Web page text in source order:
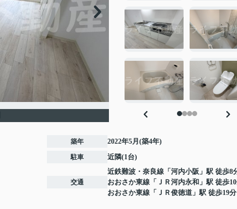
築年 2022年5月(築4年)
駐車 近隣(1台)
交通
近鉄難波・奈良線 「 河内小阪 」駅 徒歩8
おおさか東線 「 ＪＲ河内永和 」駅 徒歩
おおさか東線 「 ＪＲ俊徳道 」駅 徒歩19分